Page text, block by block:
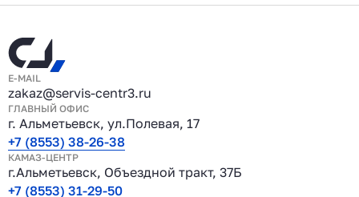
E-MAIL
zakaz@servis-centr3.ru
ГЛАВНЫЙ ОФИС
г. Альметьевск, ул.Полевая, 17
+7 (8553) 38-26-38
КАМАЗ-ЦЕНТР
г.Альметьевск, Объездной тракт, 37Б
+7 (8553) 31-29-50